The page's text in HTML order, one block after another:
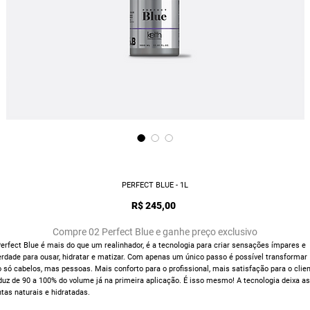
PERFECT BLUE - 1L
R$ 245,00Preço
Compre 02 Perfect Blue e ganhe preço exclusivo
Blue é mais do que um realinhador, é a tecnologia para criar sensações ímpares e
para ousar, hidratar e matizar. Com apenas um único passo é possível transformar
só cabelos, mas pessoas. Mais conforto para o profissional, mais satisfação para o
de 90 a 100% do volume já na primeira aplicação. É isso mesmo! A tecnologia deixa as
naturais e hidratadas.​